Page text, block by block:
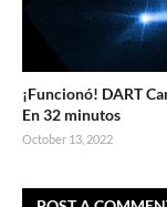
¡Funcionó! DART
En 32 minutos
October 13, 2022